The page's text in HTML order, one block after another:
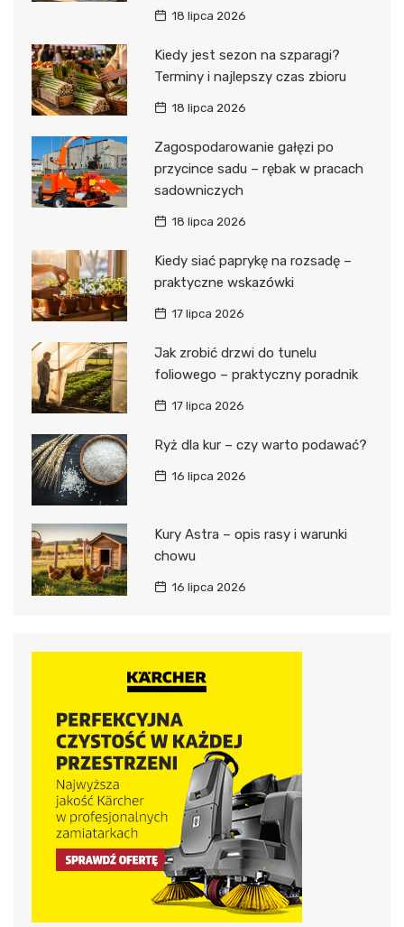
18 lipca 2026
Kiedy jest sezon na szparagi?
Terminy i najlepszy czas zbioru
18 lipca 2026
Zagospodarowanie gałęzi po
przycince sadu – rębak w pracach
sadowniczych
18 lipca 2026
Kiedy siać paprykę na rozsadę –
praktyczne wskazówki
17 lipca 2026
Jak zrobić drzwi do tunelu
foliowego – praktyczny poradnik
17 lipca 2026
Ryż dla kur – czy warto podawać?
16 lipca 2026
Kury Astra – opis rasy i warunki
chowu
16 lipca 2026